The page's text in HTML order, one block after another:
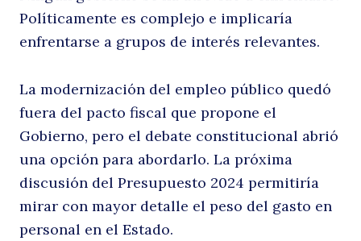
Políticamente es complejo e implicaría
enfrentarse a grupos de interés relevantes.
La modernización del empleo público quedó
fuera del pacto fiscal que propone el
Gobierno, pero el debate constitucional abrió
una opción para abordarlo. La próxima
discusión del Presupuesto 2024 permitiría
mirar con mayor detalle el peso del gasto en
personal en el Estado.